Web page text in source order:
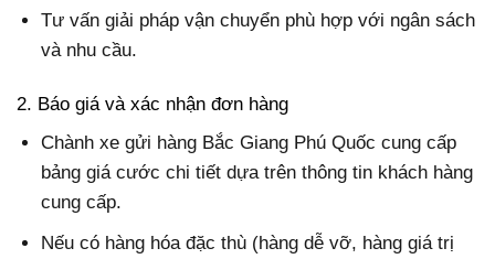
Tư vấn giải pháp vận chuyển phù hợp với ngân sách
và nhu cầu.
2. Báo giá và xác nhận đơn hàng
Chành xe gửi hàng Bắc Giang Phú Quốc cung cấp
bảng giá cước chi tiết dựa trên thông tin khách hàng
cung cấp.
Nếu có hàng hóa đặc thù (hàng dễ vỡ, hàng giá trị